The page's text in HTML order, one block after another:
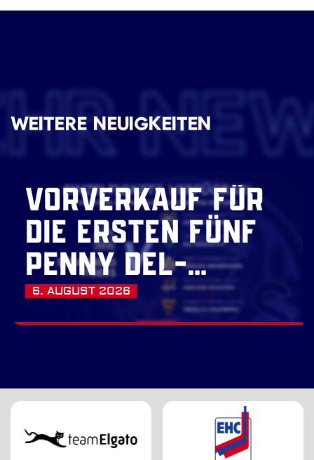
WEITERE NEUIGKEITEN
VORVERKAUF FÜR
DIE ERSTEN FÜNF
PENNY DEL-
HEIMSPIELE
GESTARTET
6. AUGUST 2026